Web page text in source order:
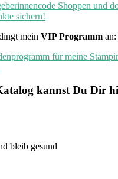
Shoppen und
sichern!
mein VIP Programm an:
für meine
kannst Du Dir
bleib gesund